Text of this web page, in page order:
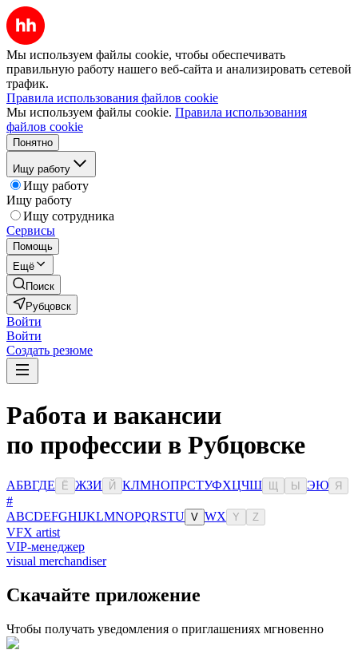
Мы используем файлы cookie, чтобы обеспечивать
правильную работу нашего веб-сайта и анализировать сетевой
трафик.
Правила использования файлов cookie
Мы используем файлы cookie. Правила использования
файлов cookie
Понятно
Ищу работу
Ищу работу
Ищу работу
Ищу сотрудника
Сервисы
Помощь
Ещё
Поиск
Рубцовск
Войти
Войти
Создать резюме
Работа и вакансии
по профессии в Рубцовске
АБВГДЕ Ё ЖЗИ Й КЛМНОПРСТУФХЦЧШ Ы ЭЮ Я
#
ABCDEFGHIJKLMNOPQRSTU V WX Y Z
VFX artist
VIP-менеджер
visual merchandiser
Скачайте приложение
Чтобы получать уведомления о приглашениях мгновенно